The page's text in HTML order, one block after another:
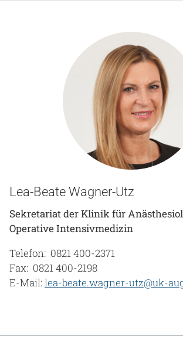
Notaufnahme
Anreise
Lea-Beate Wagner-Utz
Sekretariat der Klinik für
Operative Intensivmedizin
Telefon: 0821 400-2371
Fax: 0821 400-2198
E-Mail:lea-beate.wagner-utz@uk-